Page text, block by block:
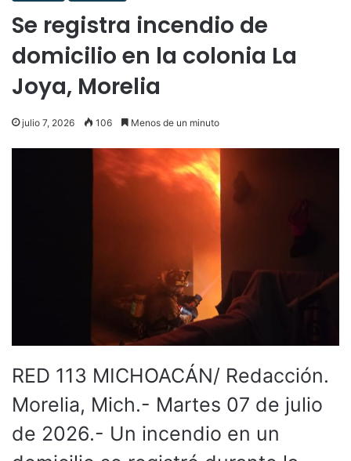
Se registra incendio de
domicilio en la colonia La
Joya, Morelia
julio 7, 2026 106 Menos de un minuto
RED 113 MICHOACÁN/ Redacción.
Morelia, Mich.- Martes 07 de julio
de 2026.- Un incendio en un